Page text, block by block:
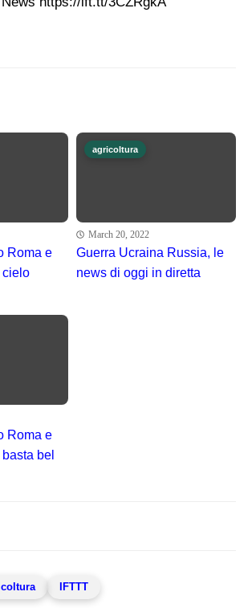
Roma e
cielo
agricoltura
March 20, 2022
Guerra Ucraina Russia, le
news di oggi in diretta
Roma e
bel
IFTTT